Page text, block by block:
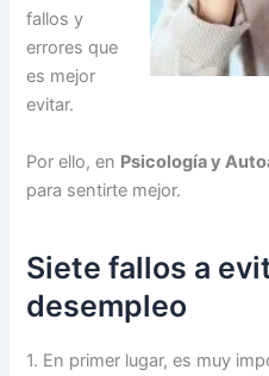
fallos y
errores que
es mejor
evitar.
Por ello, en Psicología y
para sentirte mejor.
Siete fallos a
desempleo
1. En primer lugar, es muy